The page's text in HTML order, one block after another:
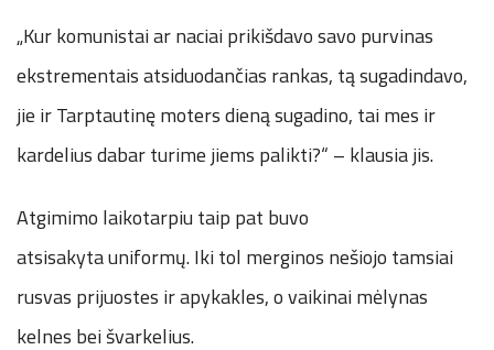
„Kur komunistai ar naciai prikišdavo savo purvinas
ekstrementais atsiduodančias rankas, tą sugadindavo,
jie ir Tarptautinę moters dieną sugadino, tai mes ir
kardelius dabar turime jiems palikti?“ – klausia jis.
Atgimimo laikotarpiu taip pat buvo
atsisakyta uniformų. Iki tol merginos nešiojo tamsiai
rusvas prijuostes ir apykakles, o vaikinai mėlynas
kelnes bei švarkelius.